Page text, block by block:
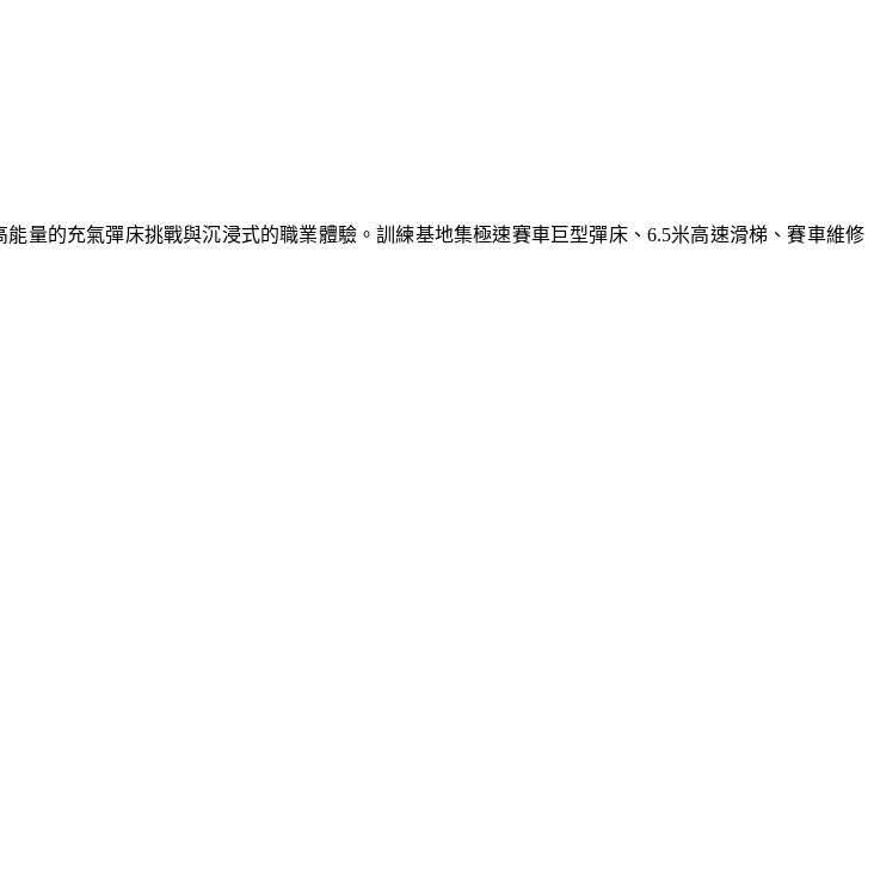
量的充氣彈床挑戰與沉浸式的職業體驗。訓練基地集極速賽車巨型彈床、6.5米高速滑梯、賽車維修